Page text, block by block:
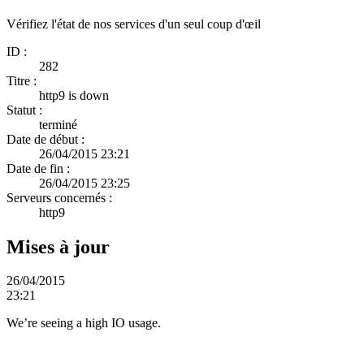
Vérifiez l'état de nos services d'un seul coup d'œil
ID :
282
Titre :
http9 is down
Statut :
terminé
Date de début :
26/04/2015 23:21
Date de fin :
26/04/2015 23:25
Serveurs concernés :
http9
Mises à jour
26/04/2015
23:21
We’re seeing a high IO usage.